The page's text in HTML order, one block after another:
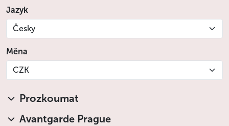
historického centra
Tempo i obsah prohlídky lze přizpůsobit typu
Jazyk
Česky
Měna
CZK
Prozkoumat
Avantgarde Prague